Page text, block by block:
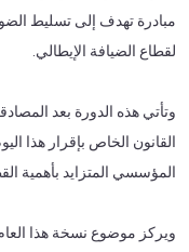
مبادرة تهدف إلى تسليط
لقطاع الضيافة الإيطالي.
وتأتي هذه الدورة بعد
القانون الخاص بإقرار هذا
المؤسسي المتزايد بأهمية
ويركز موضوع نسخة هذا